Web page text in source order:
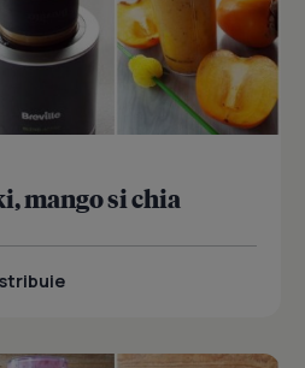
mango si chia